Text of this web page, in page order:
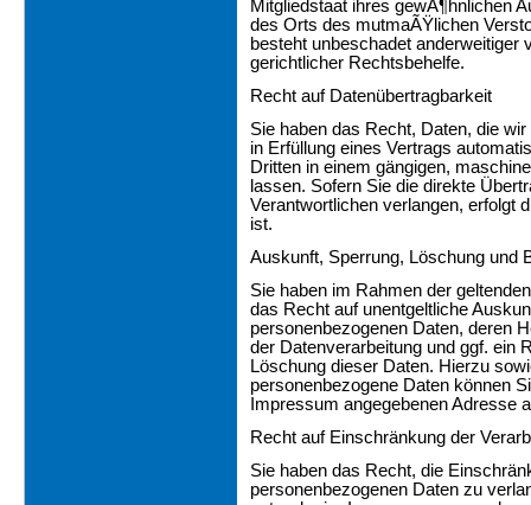
Mitgliedstaat ihres gewÃ¶hnlichen
des Orts des mutmaÃŸlichen
besteht unbeschadet anderweitiger
gerichtlicher Rechtsbehelfe.
Recht auf Datenübertragbarkeit
Sie haben das Recht, Daten, die
in Erfüllung eines Vertrags
Dritten in einem gängigen,
lassen. Sofern Sie die direkte
Verantwortlichen verlangen, erfolgt
ist.
Auskunft, Sperrung, Löschung und
Sie haben im Rahmen der
das Recht auf unentgeltliche
personenbezogenen Daten, deren
der Datenverarbeitung und ggf. ein
Löschung dieser Daten. Hierzu
personenbezogene Daten können
Impressum angegebenen Adresse
Recht auf Einschränkung der
Sie haben das Recht, die
personenbezogenen Daten zu